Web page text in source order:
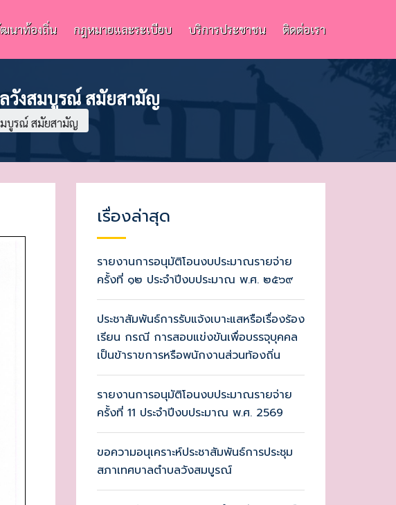
นาท้องถิ่น กฎหมายและระเบียบ บริการประชาชน ติดต่อเรา
ลวังสมบูรณ์ สมัยสามัญ
มบูรณ์ สมัยสามัญ
เรื่องล่าสุด
รายงานการอนุมัติโอนงบประมาณรายจ่าย
ครั้งที่ ๑๒ ประจำปีงบประมาณ พ.ศ. ๒๕๖๙
ประชาสัมพันธ์การรับแจ้งเบาะแสหรือเรื่องร้อง
เรียน กรณี การสอบแข่งขันเพื่อบรรจุบุคคล
เป็นข้าราขการหรือพนักงานส่วนท้องถิ่น
รายงานการอนุมัติโอนงบประมาณรายจ่าย
ครั้งที่ 11 ประจำปีงบประมาณ พ.ศ. 2569
ขอความอนุเคราะห์ประชาสัมพันธ์การประชุม
สภาเทศบาลตำบลวังสมบูรณ์